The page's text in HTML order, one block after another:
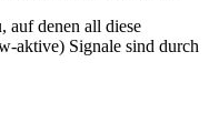
auf denen all diese
aktive) Signale sind durch